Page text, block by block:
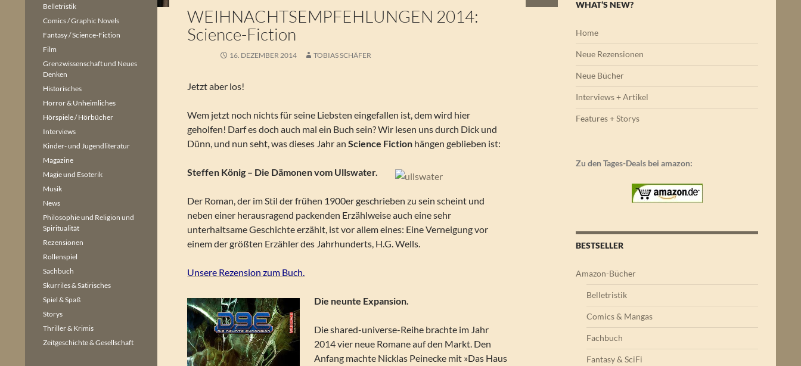
WEIHNACHTSEMPFEHLUNGEN 2014:
Science-Fiction
16. DEZEMBER 2014 TOBIAS SCHÄFER
Jetzt aber los!
Wem jetzt noch nichts für seine Liebsten eingefallen ist, dem wird hier
geholfen! Darf es doch auch mal ein Buch sein? Wir lesen uns durch Dick und
Dünn, und nun seht, was dieses Jahr anScience Fiction hängen geblieben ist:
Steffen König – Die Dämonen vom Ullswater.
Der Roman, der im Stil der frühen 1900er geschrieben zu sein scheint und
neben einer herausragend packenden Erzählweise auch eine sehr
unterhaltsame Geschichte erzählt, ist vor allem eines: Eine Verneigung vor
einem der größten Erzähler des Jahrhunderts, H.G. Wells.
Unsere Rezension zum Buch.
Die neunte Expansion.
Die shared-universe-Reihe brachte im Jahr
2014 vier neue Romane auf den Markt. Den
Anfang machte Nicklas Peinecke mit »Das Haus
WHAT’S NEW?
Home
Neue Rezensionen
Neue Bücher
Interviews + Artikel
Features + Storys
Zu den Tages-Deals bei amazon:
BESTSELLER
Amazon-Bücher
Belletristik
Comics & Mangas
Fachbuch
Fantasy & SciFi
Belletristik
Comics / Graphic Novels
Fantasy / Science-Fiction
Film
Grenzwissenschaft und Neues
Denken
Historisches
Horror & Unheimliches
Hörspiele / Hörbücher
Interviews
Kinder- und Jugendliteratur
Magazine
Magie und Esoterik
Musik
News
Philosophie und Religion und
Spiritualität
Rezensionen
Rollenspiel
Sachbuch
Skurriles & Satirisches
Spiel & Spaß
Storys
Thriller & Krimis
Zeitgeschichte & Gesellschaft